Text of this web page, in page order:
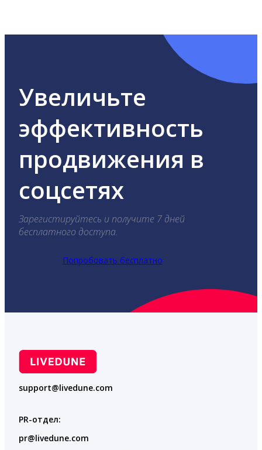
Увеличьте
эффективность
продвижения в
соцсетях
Зарегистируйтесь и получите 7 дней
бесплатного доступа.
Попробовать бесплатно
support@livedune.com
PR-отдел:
pr@livedune.com